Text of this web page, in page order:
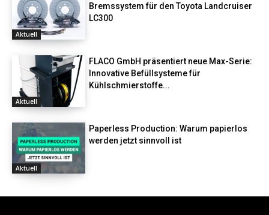
Aktuell
Bremssystem für den Toyota Landcruiser
LC300
Aktuell
FLACO GmbH präsentiert neue Max-Serie:
Innovative Befüllsysteme für
Kühlschmierstoffe...
Aktuell
Paperless Production: Warum papierlos
werden jetzt sinnvoll ist